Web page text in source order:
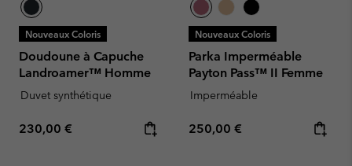
Nouveaux Coloris
Doudoune à Capuche
Landroamer™ Homme
Duvet synthétique
Regular price:
230,00 €
Nouveaux Coloris
Parka Imperméable
Payton Pass™ II Femme
Imperméable
Regular price:
250,00 €